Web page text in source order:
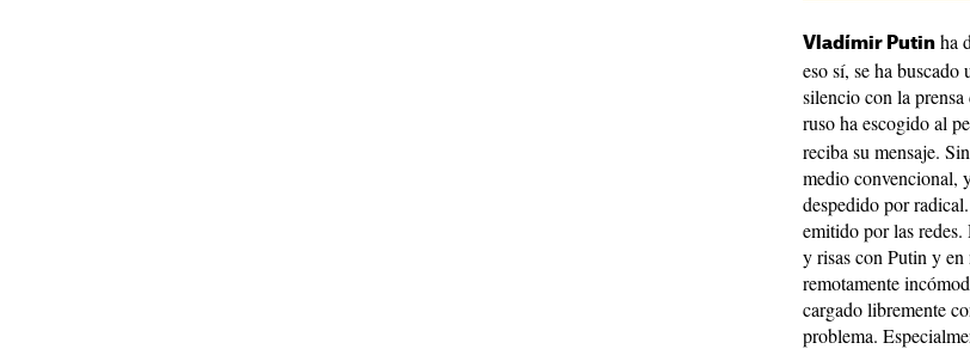
Vladímir Putin ha
eso sí, se ha buscado
silencio con la
ruso ha escogido al
reciba su mensaje.
medio convencional,
despedido por
emitido por las
y risas con Putin y
remotamente
cargado libremente
problema.